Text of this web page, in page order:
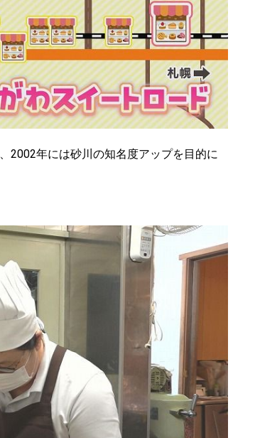
2002年には砂川の知名度アップを目的に